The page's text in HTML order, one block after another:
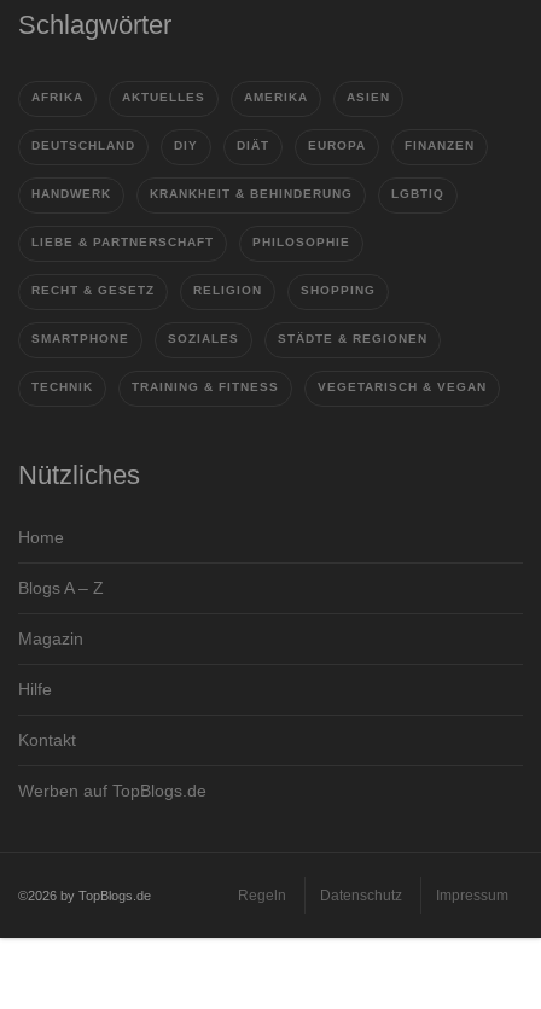
Schlagwörter
AFRIKA AKTUELLES AMERIKA ASIEN
DEUTSCHLAND DIY DIÄT EUROPA FINANZEN
HANDWERK KRANKHEIT & BEHINDERUNG LGBTIQ
LIEBE & PARTNERSCHAFT PHILOSOPHIE
RECHT & GESETZ RELIGION SHOPPING
SMARTPHONE SOZIALES STÄDTE & REGIONEN
TECHNIK TRAINING & FITNESS VEGETARISCH & VEGAN
Nützliches
Home
Blogs A – Z
Magazin
Hilfe
Kontakt
Werben auf TopBlogs.de
©2026 by TopBlogs.de Regeln Datenschutz Impressum